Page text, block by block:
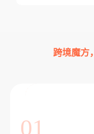
跨境魔方，
01